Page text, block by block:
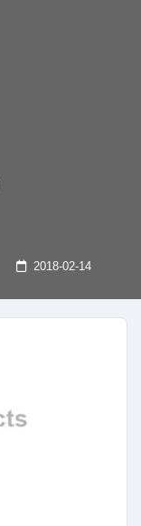
2018-02-14